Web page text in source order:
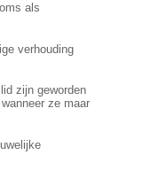
als
verhouding
zijn geworden
ze maar